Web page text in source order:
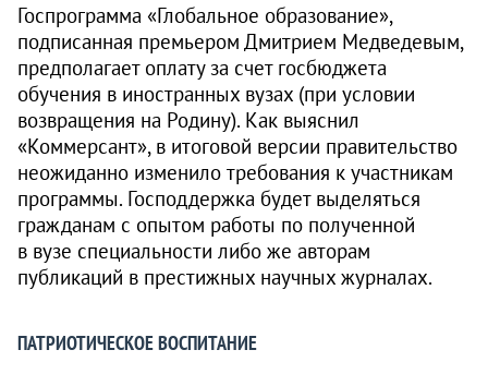
Госпрограмма «Глобальное образование»,
подписанная премьером Дмитрием Медведевым,
предполагает оплату за счет госбюджета
обучения в иностранных вузах (при условии
возвращения на Родину). Как выяснил
«Коммерсант», в итоговой версии правительство
неожиданно изменило требования к участникам
программы. Господдержка будет выделяться
гражданам с опытом работы по полученной
в вузе специальности либо же авторам
публикаций в престижных научных журналах.
ПАТРИОТИЧЕСКОЕ ВОСПИТАНИЕ